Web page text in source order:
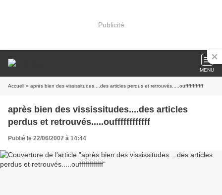
Publicité
MENU
Accueil » après bien des vississitudes....des articles perdus et retrouvés.....ouffffffffffff
après bien des vississitudes....des articles
perdus et retrouvés.....ouffffffffffff
Publié le 22/06/2007 à 14:44